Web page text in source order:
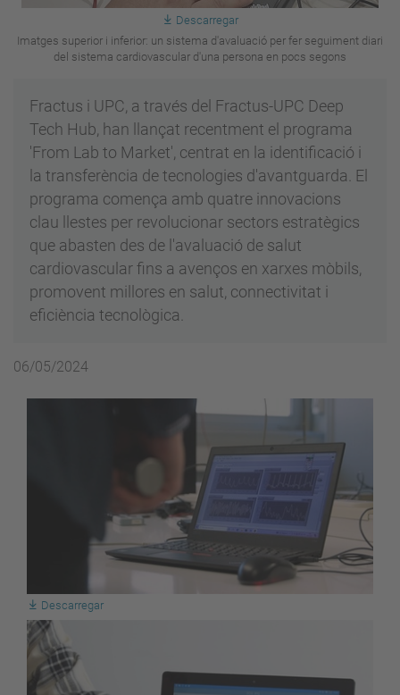
Descarregar
Imatges superior i inferior: un sistema d'avaluació per fer seguiment diari
del sistema cardiovascular d'una persona en pocs segons
Fractus i UPC, a través del Fractus-UPC Deep
Tech Hub, han llançat recentment el programa
'From Lab to Market', centrat en la identificació i
la transferència de tecnologies d'avantguarda. El
programa comença amb quatre innovacions
clau llestes per revolucionar sectors estratègics
que abasten des de l'avaluació de salut
cardiovascular fins a avenços en xarxes mòbils,
promovent millores en salut, connectivitat i
eficiència tecnològica.
06/05/2024
Descarregar